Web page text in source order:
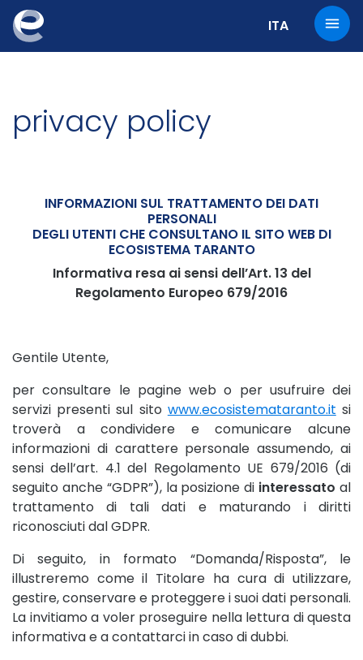
Change the
ITA
privacy policy
INFORMAZIONI SUL TRATTAMENTO DEI DATI
PERSONALI
DEGLI UTENTI CHE CONSULTANO IL SITO WEB DI
ECOSISTEMA TARANTO
Informativa resa ai sensi dell’Art. 13 del
Regolamento Europeo 679/2016
Gentile Utente,
per consultare le pagine web o per usufruire dei
servizi presenti sul sito www.ecosistemataranto.it si
troverà a condividere e comunicare alcune
informazioni di carattere personale assumendo, ai
sensi dell’art. 4.1 del Regolamento UE 679/2016 (di
seguito anche “GDPR”), la posizione di interessato al
trattamento di tali dati e maturando i diritti
riconosciuti dal GDPR.
Di seguito, in formato “Domanda/Risposta”, le
illustreremo come il Titolare ha cura di utilizzare,
gestire, conservare e proteggere i suoi dati personali.
La invitiamo a voler proseguire nella lettura di questa
informativa e a contattarci in caso di dubbi.